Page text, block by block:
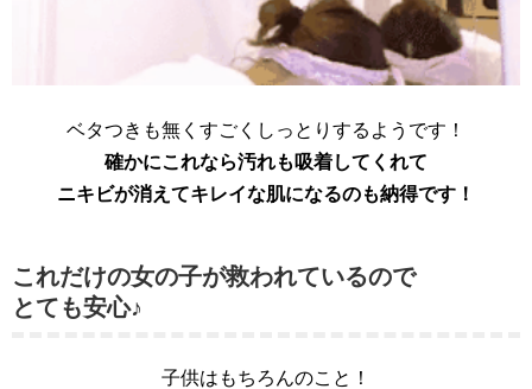
ベタつきも無くすごくしっとりするようです！
確かにこれなら汚れも吸着してくれて
ニキビが消えてキレイな肌になるのも納得です！
これだけの女の子が救われているので
とても安心♪
子供はもちろんのこと！